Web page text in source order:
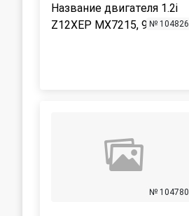
№ 104826
№ 104780